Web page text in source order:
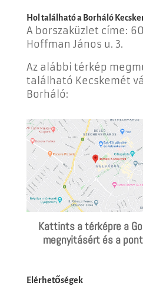
Hol található a Borháló
A borszaküzlet címe:
Hoffman János u. 3.
Az alábbi térkép
található Kecskemét
Borháló:
Kattints a térképre a
megnyitásért és a
Elérhetőségek